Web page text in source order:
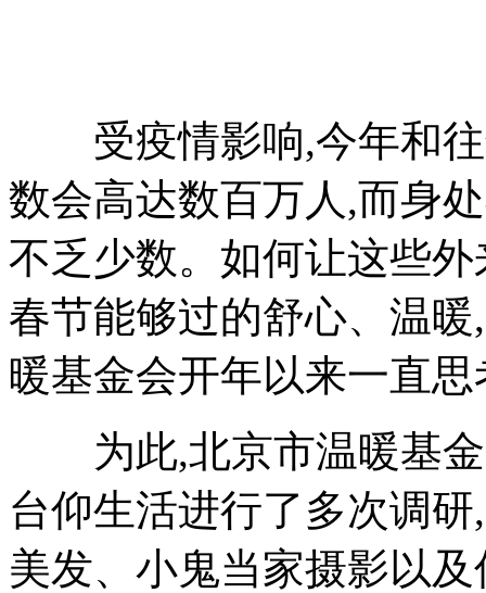
受疫情影响,今年和往
数会高达数百万人,而身
不乏少数。如何让这些
春节能够过的舒心、温
暖基金会开年以来一直
为此,北京市温暖基金
台仰生活进行了多次调
美发、小鬼当家摄影以